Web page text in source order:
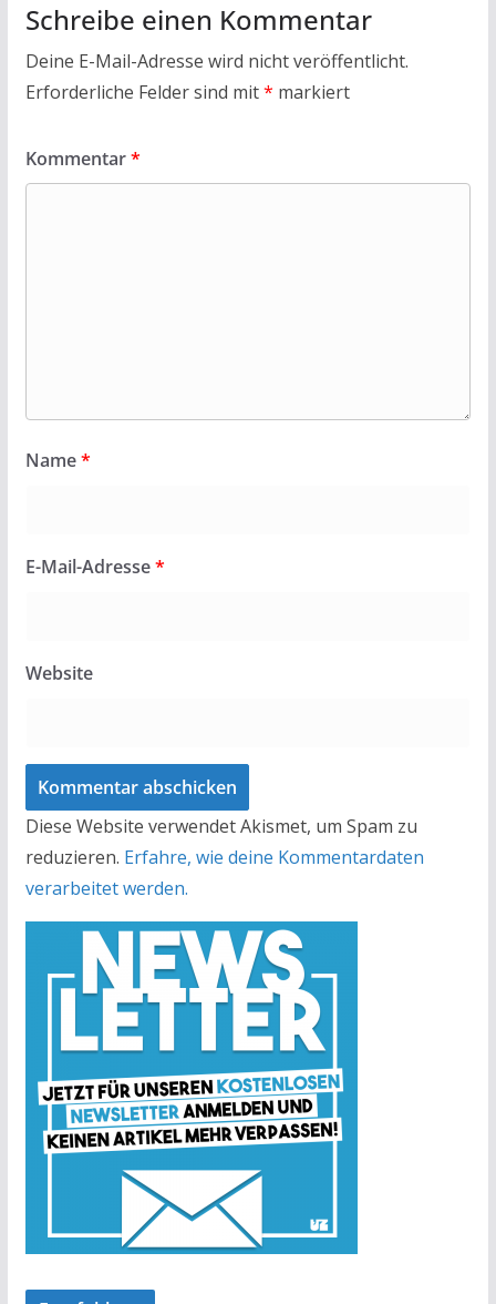
Schreibe einen Kommentar
Deine E-Mail-Adresse wird nicht veröffentlicht.
Erforderliche Felder sind mit* markiert
Kommentar*
Name*
E-Mail-Adresse*
Website
Diese Website verwendet Akismet, um Spam zu
reduzieren. Erfahre, wie deine Kommentardaten
verarbeitet werden.